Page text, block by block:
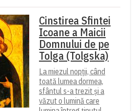
Cinstirea Sfintei
Icoane a Maicii
Domnului de pe
Tolga (Tolgska)
La miezul nopții, când
toată lumea dormea,
sfântul s-a trezit și a
văzut o lumină care